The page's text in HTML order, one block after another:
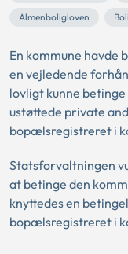
Almenboligloven
En kommune havde
en vejledende
lovligt kunne
ustøttede private
bopælsregistreret i
Statsforvaltningen
at betinge den
knyttedes en
bopælsregistreret i